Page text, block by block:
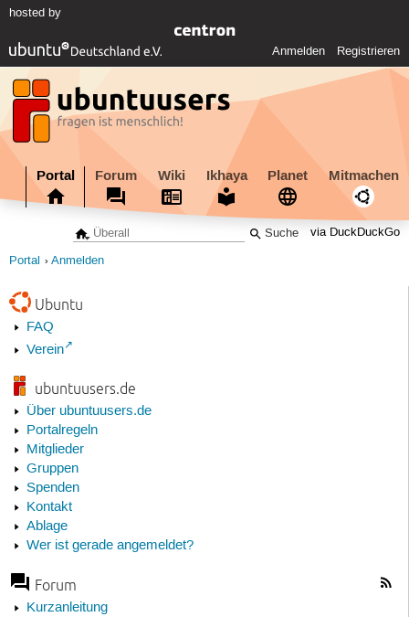
hosted by
Anmelden Registrieren
Portal Forum Wiki Ikhaya Planet Mitmachen
via DuckDuckGo
Portal Anmelden
Ubuntu
FAQ
Verein
ubuntuusers.de
Über ubuntuusers.de
Portalregeln
Mitglieder
Gruppen
Spenden
Kontakt
Ablage
Wer ist gerade angemeldet?
Forum
Kurzanleitung